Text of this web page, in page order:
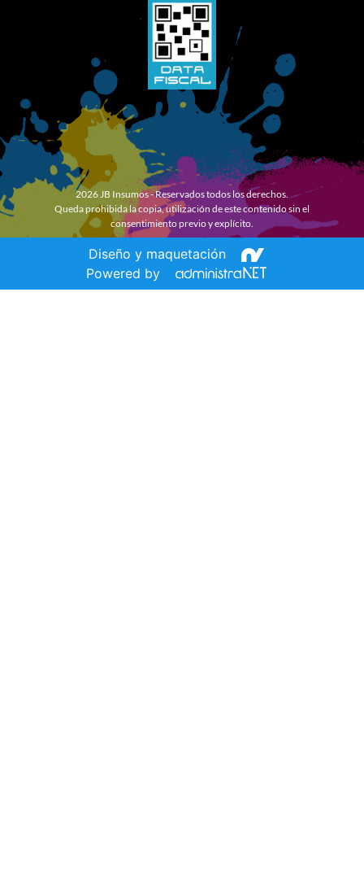
2026 JB Insumos - Reservados todos los derechos.
Queda prohibida la copia, utilización de este contenido sin el
consentimiento previo y explícito.
Diseño y maquetación
Powered by